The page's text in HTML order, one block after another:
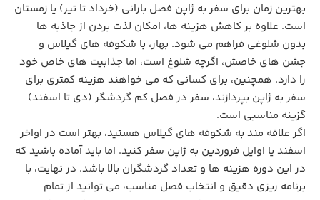
بهترین زمان برای سفر به ژاپن فصل بارانی (خرداد تا تیر) یا زمستان
است. علاوه بر کاهش هزینه‌ ها، امکان لذت بردن از جاذبه‌ ها
بدون شلوغی فراهم می‌ شود. بهار، با شکوفه‌ های گیلاس و
جشن‌ های خاصش، اگرچه شلوغ است، اما جذابیت‌ های خاص خود
را دارد. همچنین، برای کسانی که می‌ خواهند هزینه کمتری برای
سفر به ژاپن بپردازند، سفر در فصل کم‌ گردشگر (دی تا اسفند)
گزینه مناسبی است.
اگر علاقه‌ مند به شکوفه‌ های گیلاس هستید، بهتر است در اواخر
اسفند یا اوایل فروردین به ژاپن سفر کنید. اما باید آماده باشید که
در این دوره هزینه‌ ها و تعداد گردشگران بالا باشد. در نهایت، با
برنامه‌ ریزی دقیق و انتخاب فصل مناسب، می‌ توانید از تمام